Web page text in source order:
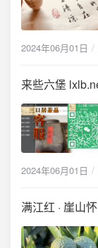
2024年06月01日
2024年06月01日